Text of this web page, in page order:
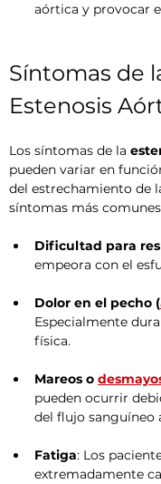
aórtica y provocar
Síntomas de
Estenosis
Los síntomas de la
pueden variar en
del estrechamiento de
síntomas más
Dificultad para
empeora con el
Dolor en el pecho (
Especialmente
física.
Mareos o
pueden ocurrir
del flujo sanguíneo
Fatiga: Los
extremadamente